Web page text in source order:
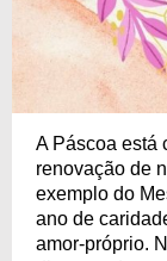
A Páscoa está
renovação de
exemplo do
ano de
amor-próprio.